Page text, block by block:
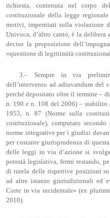
richiesta, contenuta nel corpo
costituzionale della legge
motivi, imperniati sulla violazione
Univoca, d’altro canto, è la
deciso la proposizione
«questione di legittimità
3.– Sempre in via
dell’intervento ad adiuvandum del
perché depositato oltre il termine –
n. 190 e n. 108 del 2006) – stabilito
1953, n. 87 (Norme sulla
costituzionale), computato
norme integrative per i giudizi
per costante giurisprudenza di
delle leggi in via d’azione si
potestà legislativa, fermi restando,
di tutela delle rispettive posizioni
ad altre istanze giurisdizionali ed
Corte in via incidentale» (ex
2010).